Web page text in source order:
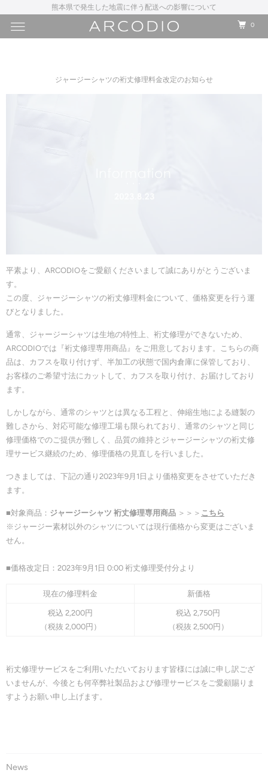
熊本県で発生した地震に伴う配送への影響について
ジャージーシャツの裄丈修理料金改定のお知らせ
平素より、ARCODIOをご愛顧くださいまして誠にありがとうございま
す。
この度、ジャージーシャツの裄丈修理料金について、価格変更を行う運
びとなりました。
通常、ジャージーシャツは生地の特性上、裄丈修理ができないため、
ARCODIOでは『裄丈修理専用商品』をご用意しております。こちらの商
品は、カフスを取り付けず、半加工の状態で国内倉庫に保管しており、
お客様のご希望寸法にカットして、カフスを取り付け、お届けしており
ます。
しかしながら、通常のシャツとは異なる工程と、伸縮生地による縫製の
難しさから、対応可能な修理工場も限られており、通常のシャツと同じ
修理価格でのご提供が難しく、品質の維持とジャージーシャツの裄丈修
理サービス継続のため、修理価格の見直しを行いました。
つきましては、下記の通り2023年9月1日より価格変更をさせていただき
ます。
■対象商品： ジャージーシャツ 裄丈修理専用商品 ＞＞＞ こちら
※ジャージー素材以外のシャツについては現行価格から変更はございま
せん。
■価格改定日：2023年9月1日 0:00 裄丈修理受付分より
現在の修理料金 新価格
税込 2,200円
（税抜 2,000円）
税込 2,750円
（税抜 2,500円）
裄丈修理サービスをご利用いただいております皆様には誠に申し訳ござ
いませんが、今後とも何卒弊社製品および修理サービスをご愛顧賜りま
すようお願い申し上げます。
News
0